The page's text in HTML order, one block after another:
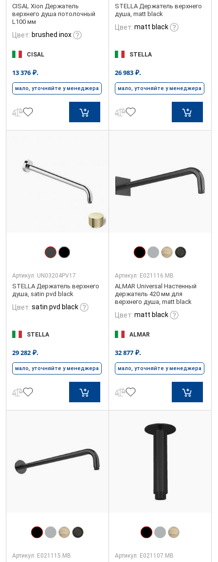
CISAL Xion Держатель
верхнего душа потолочный
L100 мм
Цвет: brushed inox
CISAL
13 376 ₽.
мало, уточняйте у менеджера
STELLA Держатель верхнего
душа, matt black
Цвет: matt black
STELLA
26 983 ₽.
мало, уточняйте у менеджера
Артикул: UN03204PV17
STELLA Держатель верхнего
душа, satin pvd black
Цвет: satin pvd black
STELLA
29 282 ₽.
мало, уточняйте у менеджера
Артикул: E021116.MB
ALMAR Universal Настенный
держатель 420 мм для
верхнего душа, matt black
Цвет: matt black
ALMAR
32 877 ₽.
мало, уточняйте у менеджера
Артикул: E021115.MB Артикул: E021107.MB